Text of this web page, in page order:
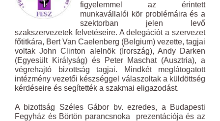
figyelemmel az érintett
munkavállalói kör problémáira és a
szektorban jelen levő
szakszervezetek felvetéseire. A delegációt a szervezet
főtitkára, Bert Van Caelenberg (Belgium) vezette, tagjai
voltak John Clinton alelnök (Írország), Andy Darken
(Egyesült Királyság) és Peter Maschat (Ausztria), a
végrehajtó bizottság tagjai. Mindkét meglátogatott
intézmény vezetői készséggel válaszoltak a küldöttség
kérdéseire és segítették a szakmai eligazodást.
A bizottság Széles Gábor bv. ezredes, a Budapesti
Fegyház és Börtön parancsnoka prezentációja és az